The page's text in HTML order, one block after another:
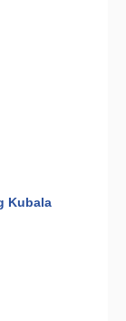
Kubala